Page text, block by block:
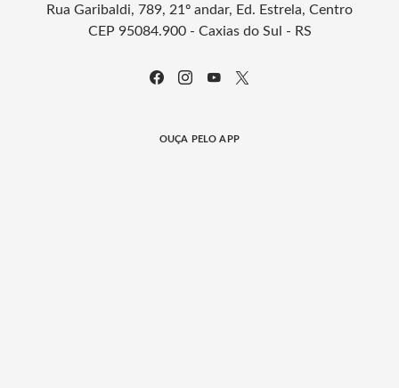
Rua Garibaldi, 789, 21º andar, Ed. Estrela, Centro
CEP 95084.900 - Caxias do Sul - RS
OUÇA PELO APP